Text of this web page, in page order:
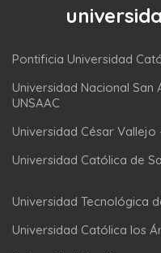
Pontificia Universidad
Universidad Nacional San
UNSAAC
Universidad César Vallejo
Universidad Católica de
Universidad Tecnológica
Universidad Católica los